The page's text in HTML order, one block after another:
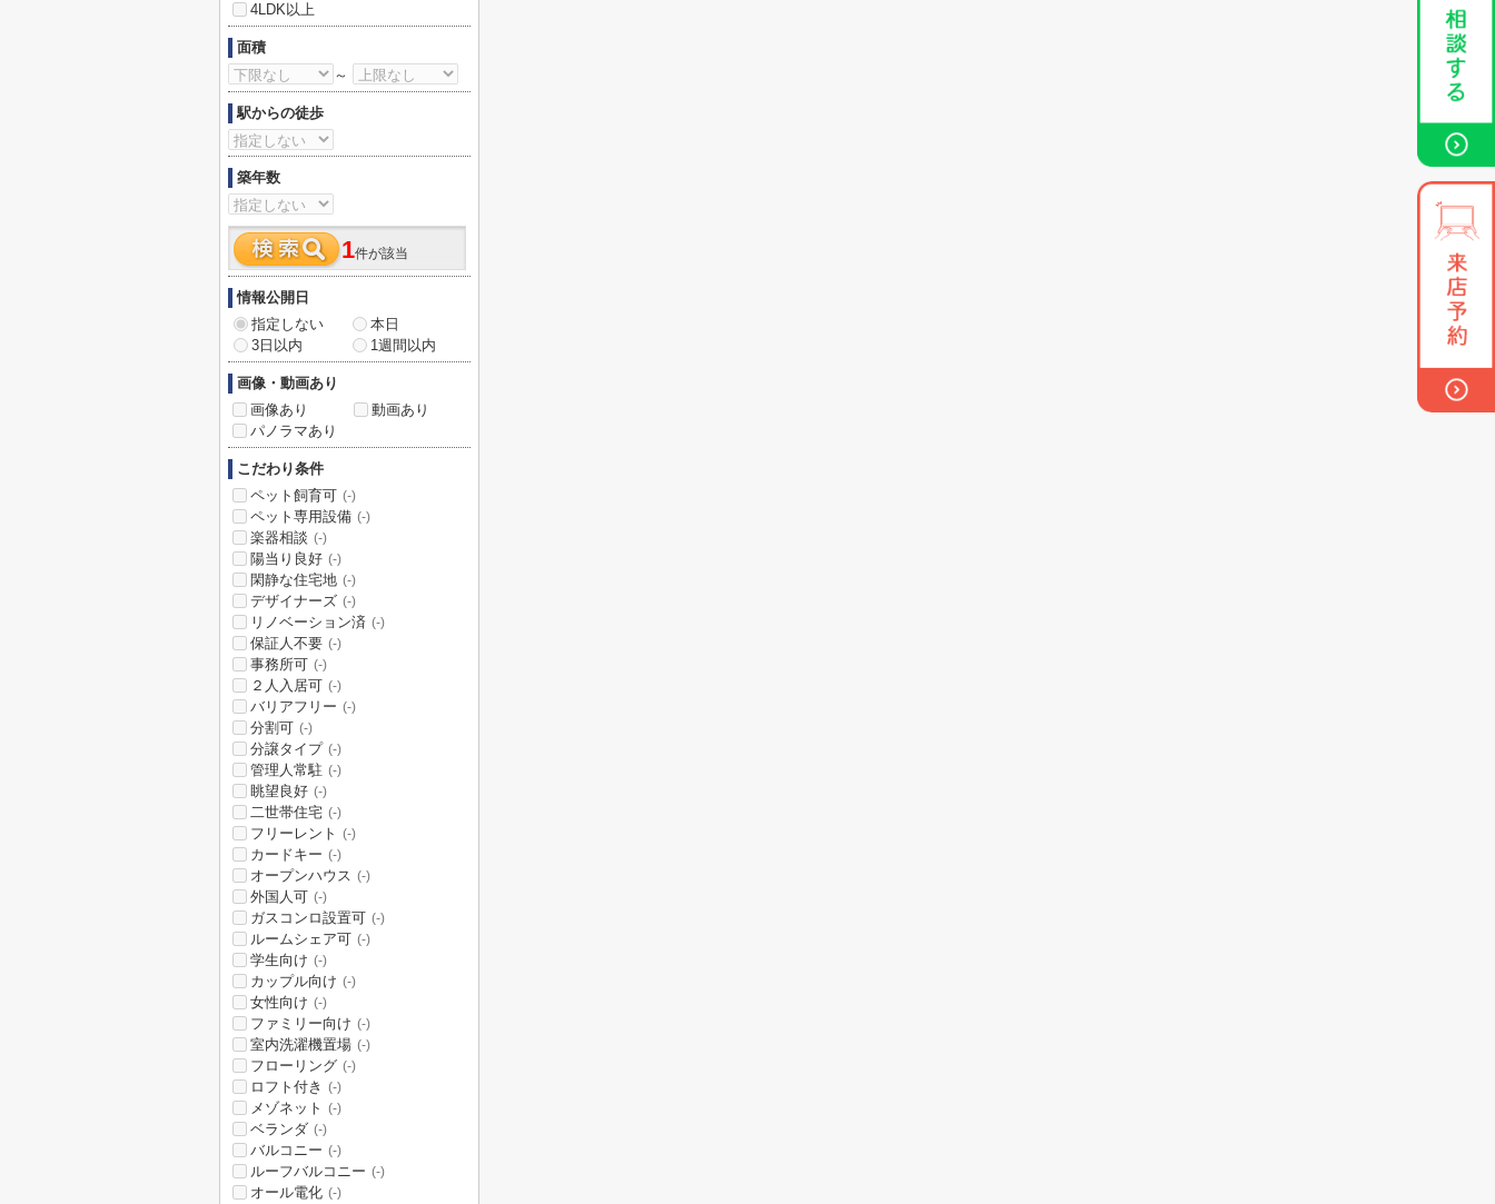
4LDK以上
面積
～
駅からの徒歩
築年数
1件が該当
情報公開日
指定しない
本日
3日以内
1週間以内
画像・動画あり
画像あり
動画あり
パノラマあり
こだわり条件
ペット飼育可 (-)
ペット専用設備 (-)
楽器相談 (-)
陽当り良好 (-)
閑静な住宅地 (-)
デザイナーズ (-)
リノベーション済 (-)
保証人不要 (-)
事務所可 (-)
２人入居可 (-)
バリアフリー (-)
分割可 (-)
分譲タイプ (-)
管理人常駐 (-)
眺望良好 (-)
二世帯住宅 (-)
フリーレント (-)
カードキー (-)
オープンハウス (-)
外国人可 (-)
ガスコンロ設置可 (-)
ルームシェア可 (-)
学生向け (-)
カップル向け (-)
女性向け (-)
ファミリー向け (-)
室内洗濯機置場 (-)
フローリング (-)
ロフト付き (-)
メゾネット (-)
ベランダ (-)
バルコニー (-)
ルーフバルコニー (-)
オール電化 (-)